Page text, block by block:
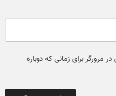
مرورگر برای زمانی که دوباره